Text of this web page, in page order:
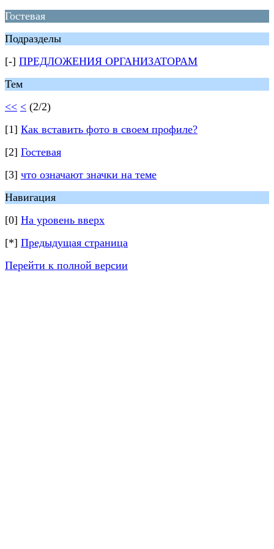
Гостевая
Подразделы
[-] ПРЕДЛОЖЕНИЯ ОРГАНИЗАТОРАМ
Тем
<< < (2/2)
[1] Как вставить фото в своем профиле?
[2] Гостевая
[3] что означают значки на теме
Навигация
[0] На уровень вверх
[*] Предыдущая страница
Перейти к полной версии